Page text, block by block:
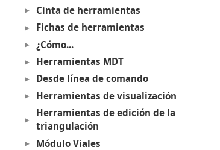
Cinta de herramientas
Fichas de herramientas
¿Cómo...
Herramientas MDT
Desde línea de comando
Herramientas de visualización
Herramientas de edición de la
triangulación
Módulo Viales